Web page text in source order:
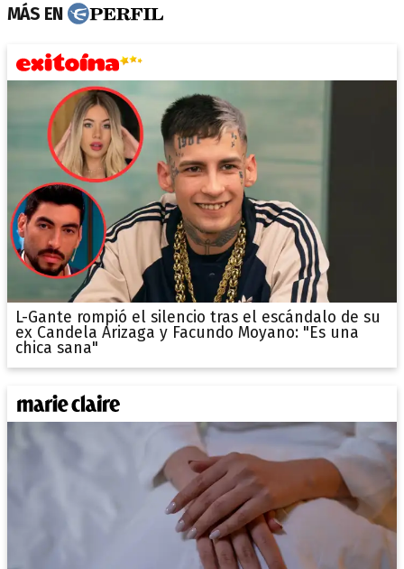
MÁS EN
L-Gante rompió el silencio tras el escándalo de su
ex Candela Arizaga y Facundo Moyano: "Es una
chica sana"